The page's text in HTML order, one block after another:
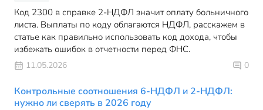
Код 2300 в справке 2-НДФЛ значит оплату больничного
листа. Выплаты по коду облагаются НДФЛ, расскажем в
статье как правильно использовать код дохода, чтобы
избежать ошибок в отчетности перед ФНС.
11.05.2026 0
Контрольные соотношения 6-НДФЛ и 2-НДФЛ:
нужно ли сверять в 2026 году